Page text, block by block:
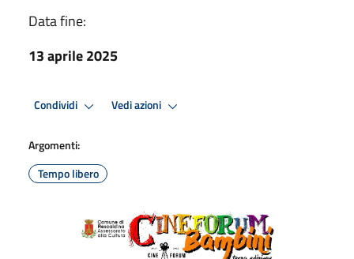
Data fine:
13 aprile 2025
Condividi Vedi azioni
Argomenti:
Tempo libero